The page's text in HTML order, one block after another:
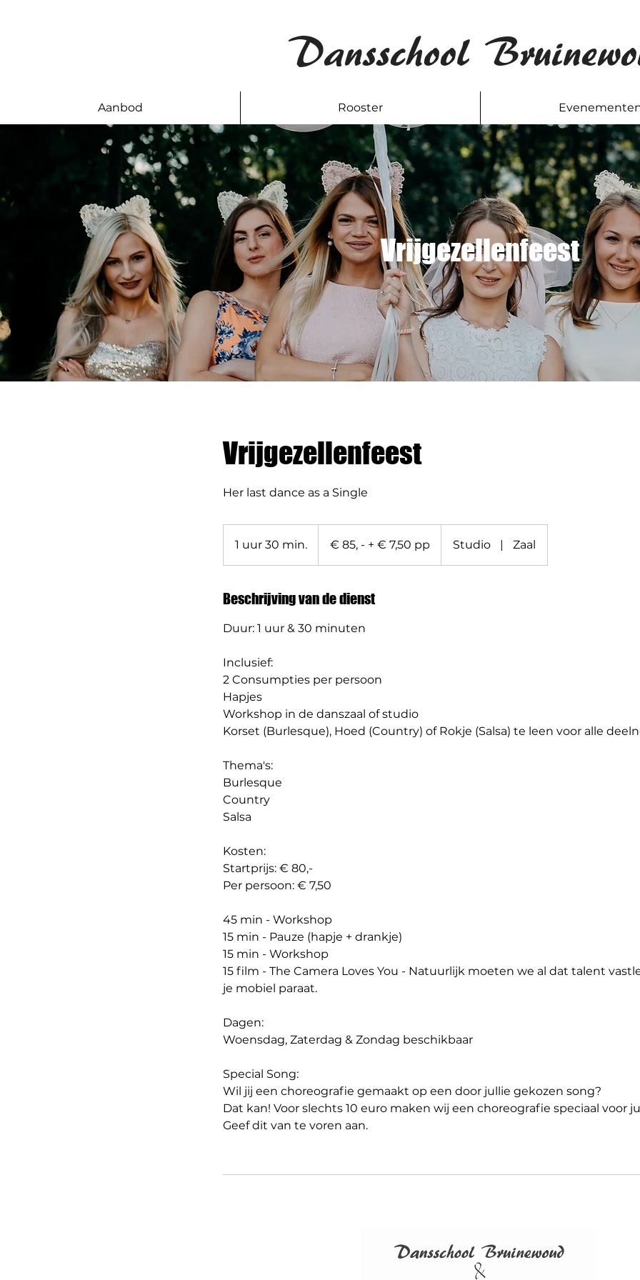
Dansschool
Aanbod Rooster
Vrijgezellenfeest
Vrijgezellenfeest
Her last dance as a Single
1 uur 30 min.
u
3
m
.
7,50
€ 85, - + € 7,50 pp Studio | Zaal
Beschrijving van de dienst
Duur: 1 uur & 30 minuten
Inclusief​​​:
2 Consumpties per persoon
Hapjes
Workshop in de danszaal of studio
Korset (Burlesque), Hoed (Country) of Rokje (Salsa) te leen voor alle
​Thema's:
Burlesque
Country
Salsa
​Kosten:
Startprijs: € 80,-
Per persoon: € 7,50
​45 min - Workshop
15 min - Pauze (hapje + drankje)
15 min - Workshop
15 film - The Camera Loves You - Natuurlijk moeten we al dat talent
je mobiel paraat.
Dagen:
Woensdag, Zaterdag & Zondag beschikbaar
​Special Song:
Wil jij een choreografie gemaakt op een door jullie gekozen song?
Dat kan! Voor slechts 10 euro maken wij een choreografie speciaal voor
Geef dit van te voren aan.